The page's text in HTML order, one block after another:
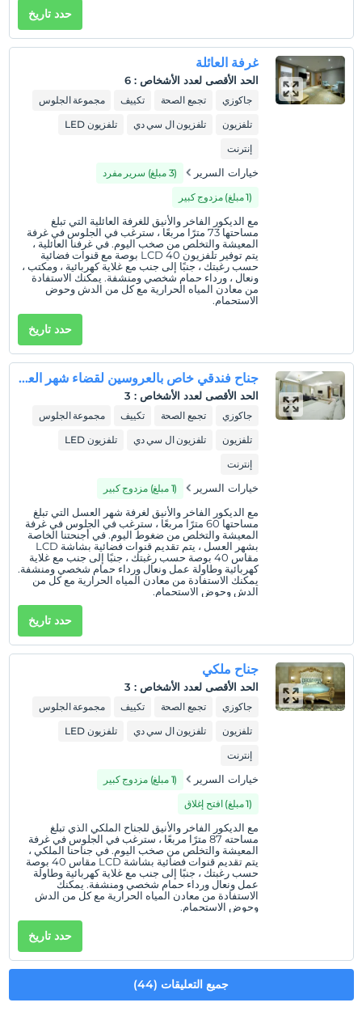
حدد تاريخ
غرفة العائلة
الحد الأقصى لعدد الأشخاص :
6
جاكوزي تجمع الصحة تكييف
مجموعة الجلوس
تلفزيون
تلفزيون ال سي دي
تلفزيون LED
إنترنت
خيارات السرير
(3 مبلغ) سرير مفرد
(1 مبلغ) مزدوج كبير
مع الديكور الفاخر والأنيق للغرفة العائلية التي تبلغ
مساحتها 73 مترًا مربعًا ، سترغب في الجلوس في غرفة
المعيشة والتخلص من صخب اليوم. في غرفنا العائلية ،
يتم توفير تلفزيون LCD 40 بوصة مع قنوات فضائية
حسب رغبتك ، جنبًا إلى جنب مع غلاية كهربائية ، ومكتب ،
ونعال ، ورداء حمام شخصي ومنشفة. يمكنك الاستفادة
من معادن المياه الحرارية مع كل من الدش وحوض
الاستحمام.
حدد تاريخ
جناح فندقي خاص بالعروسين لقضاء شهر العسل
الحد الأقصى لعدد الأشخاص :
3
جاكوزي تجمع الصحة تكييف
مجموعة الجلوس
تلفزيون
تلفزيون ال سي دي
تلفزيون LED
إنترنت
خيارات السرير (1 مبلغ) مزدوج كبير
مع الديكور الفاخر والأنيق لغرفة شهر العسل التي تبلغ
مساحتها 60 مترًا مربعًا ، سترغب في الجلوس في غرفة
المعيشة والتخلص من ضغوط اليوم. في أجنحتنا الخاصة
بشهر العسل ، يتم تقديم قنوات فضائية بشاشة LCD
مقاس 40 بوصة حسب رغبتك ، جنبًا إلى جنب مع غلاية
كهربائية وطاولة عمل ونعال ورداء حمام شخصي ومنشفة.
يمكنك الاستفادة من معادن المياه الحرارية مع كل من
الدش وحوض الاستحمام.
حدد تاريخ
جناح ملكي
الحد الأقصى لعدد الأشخاص :
3
جاكوزي تجمع الصحة تكييف
مجموعة الجلوس
تلفزيون
تلفزيون ال سي دي
تلفزيون LED
إنترنت
خيارات السرير
(1 مبلغ) مزدوج كبير
(1 مبلغ) افتح إغلاق
مع الديكور الفاخر والأنيق للجناح الملكي الذي تبلغ
مساحته 87 مترًا مربعًا ، سترغب في الجلوس في غرفة
المعيشة والتخلص من صخب اليوم. في جناحنا الملكي ،
يتم تقديم قنوات فضائية بشاشة LCD مقاس 40 بوصة
حسب رغبتك ، جنبًا إلى جنب مع غلاية كهربائية وطاولة
عمل ونعال ورداء حمام شخصي ومنشفة. يمكنك
الاستفادة من معادن المياه الحرارية مع كل من الدش
وحوض الاستحمام.
حدد تاريخ
جميع التعليقات (44)